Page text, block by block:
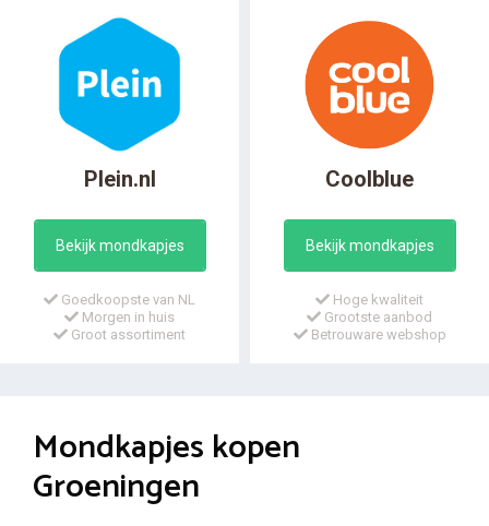
Plein.nl
Bekijk mondkapjes
Goedkoopste van NL
Morgen in huis
Groot assortiment
Coolblue
Bekijk mondkapjes
Hoge kwaliteit
Grootste aanbod
Betrouware webshop
Mondkapjes kopen
Groeningen